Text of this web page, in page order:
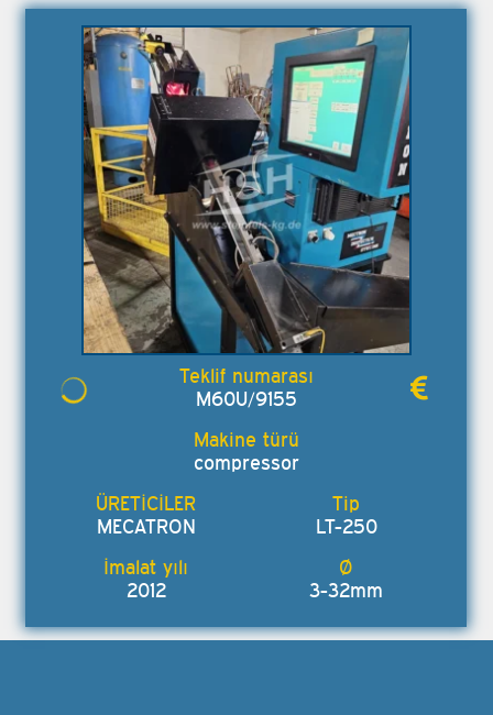
M60U/9155
compressor
MECATRON LT-250
2012 3-32mm